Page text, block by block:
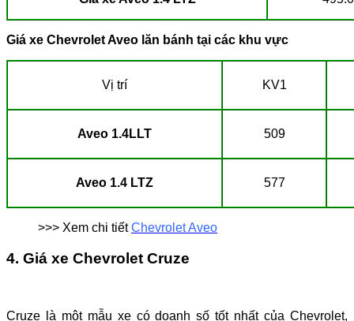
Giá xe Chevrolet Aveo lăn bánh tại các khu vực
Vị trí KV1
Aveo 1.4LLT 509
Aveo 1.4 LTZ 577
>>> Xem chi tiếtChevrolet Aveo
4. Giá xe Chevrolet Cruze
Cruze là một mẫu xe có doanh số tốt nhất của Chevrolet,